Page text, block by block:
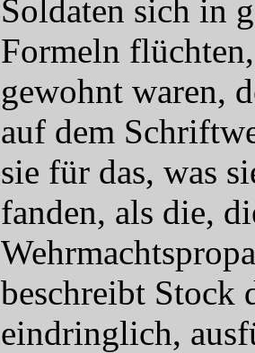
Soldaten sich in
Formeln
gewohnt waren,
auf dem
sie für das, was
fanden, als die,
beschreibt Stock
eindringlich,